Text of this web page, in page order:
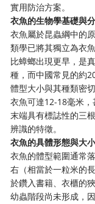
實用防治方案。
衣魚的生物學基礎與
衣魚屬於昆蟲綱中的
類學已將其獨立為衣
比蟑螂出現更早，是
種，而中國常見的約
體型大小與其種類密
衣魚可達12-18毫米
末端具有標誌性的三
辨識的特徵。
衣魚的具體形態與大
衣魚的體型範圍通常
右（相當於一粒米的
於鑽入書籍、衣櫃的
幼蟲階段尚未形成，